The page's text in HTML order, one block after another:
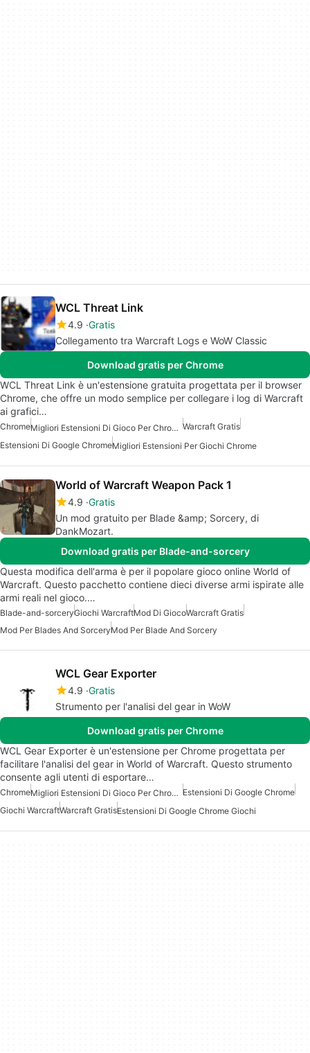
WCL Threat Link
4.9 Gratis
Collegamento tra Warcraft Logs e WoW Classic
Download gratis per Chrome
WCL Threat Link è un'estensione gratuita progettata per il browser
Chrome, che offre un modo semplice per collegare i log di Warcraft
ai grafici…
Chrome Migliori Estensioni Di Gioco Per Chrome Warcraft Gratis
Estensioni Di Google ChromeMigliori Estensioni Per Giochi Chrome
World of Warcraft Weapon Pack 1
4.9 Gratis
Un mod gratuito per Blade &amp; Sorcery, di
DankMozart.
Download gratis per Blade-and-sorcery
Questa modifica dell'arma è per il popolare gioco online World of
Warcraft. Questo pacchetto contiene dieci diverse armi ispirate alle
armi reali nel gioco.…
Blade-and-sorceryGiochi WarcraftMod Di GiocoWarcraft Gratis
Mod Per Blades And SorceryMod Per Blade And Sorcery
WCL Gear Exporter
4.9 Gratis
Strumento per l'analisi del gear in WoW
Download gratis per Chrome
WCL Gear Exporter è un'estensione per Chrome progettata per
facilitare l'analisi del gear in World of Warcraft. Questo strumento
consente agli utenti di esportare…
Chrome Migliori Estensioni Di Gioco Per Chrome Estensioni Di Google Chrome
Giochi WarcraftWarcraft GratisEstensioni Di Google Chrome Giochi